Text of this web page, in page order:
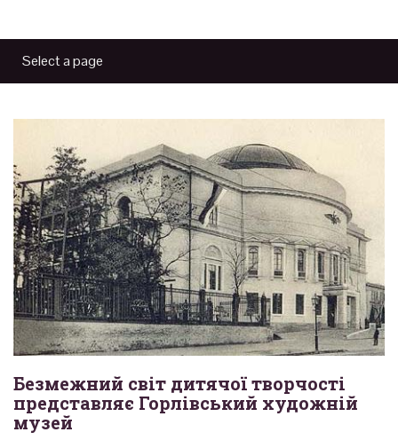
Безмежний світ дитячої творчості
представляє Горлівський художній
музей